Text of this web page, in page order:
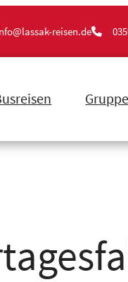
reisen.de